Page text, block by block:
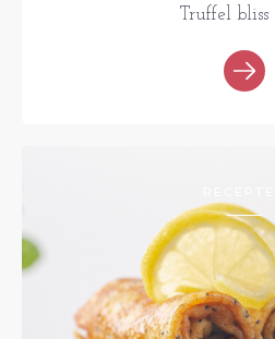
Truffel bliss